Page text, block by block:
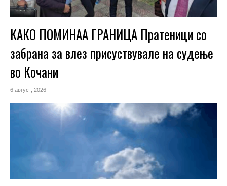
КАКО ПОМИНАА ГРАНИЦА Пратеници со
забрана за влез присуствувале на судење
во Кочани
6 август, 2026